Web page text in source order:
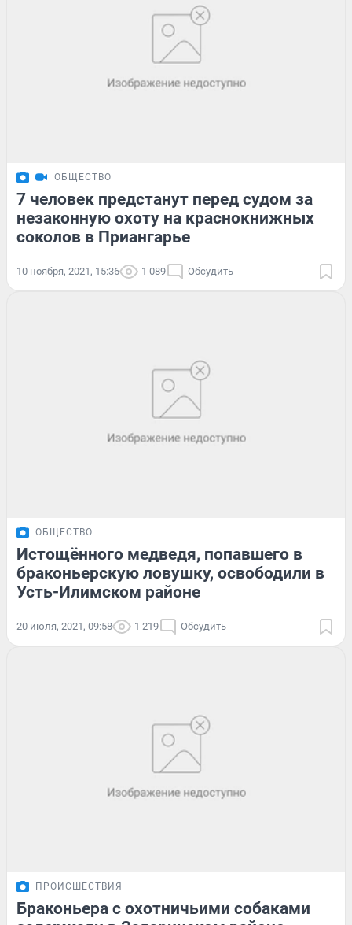
ОБЩЕСТВО
7 человек предстанут перед судом за
незаконную охоту на краснокнижных
соколов в Приангарье
10 ноября, 2021, 15:36 1 089 Обсудить
ОБЩЕСТВО
Истощённого медведя, попавшего в
браконьерскую ловушку, освободили в
Усть-Илимском районе
20 июля, 2021, 09:58 1 219 Обсудить
ПРОИСШЕСТВИЯ
Браконьера с охотничьими собаками